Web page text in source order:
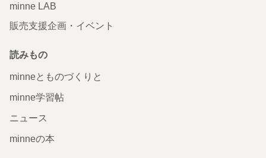
minne LAB
販売支援企画・イベント
読みもの
minneとものづくりと
minne学習帖
ニュース
minneの本